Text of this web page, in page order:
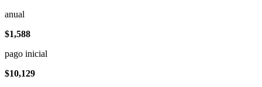
anual
$1,588
pago inicial
$10,129